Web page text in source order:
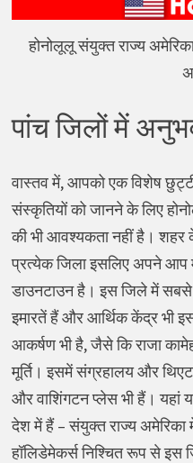
होनोलूलू संयुक्त राज्य
पांच जिलों में
वास्तव में, आपको एक विशेष
संस्कृतियों को जानने के लिए
की भी आवश्यकता नहीं है। शहर
प्रत्येक जिला इसलिए अपने
डाउनटाउन है। इस जिले में सबसे
इमारतें हैं और आर्थिक केंद्र भी
आकर्षण भी है, जैसे कि राजा
मूर्ति। इसमें संग्रहालय और
और वाशिंगटन प्लेस भी हैं। यहां
देश में हैं – संयुक्त राज्य
हॉलिडेमेकर्स निश्चित रूप से इस